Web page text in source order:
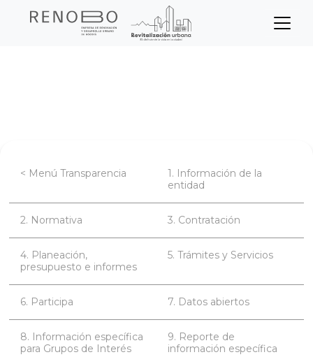
Sitio Web Empresa de
Transparencia
< Menú Transparencia
1. Información de la
entidad
2. Normativa 3. Contratación
4. Planeación,
presupuesto e informes
5. Trámites y Servicios
6. Participa 7. Datos abiertos
8. Información específica
para Grupos de Interés
9. Reporte de
información específica